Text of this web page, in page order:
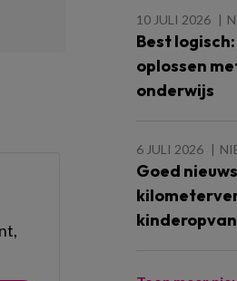
10 JULI 2026
Best
oplossen
onderwijs
6 JULI 2026
Goed